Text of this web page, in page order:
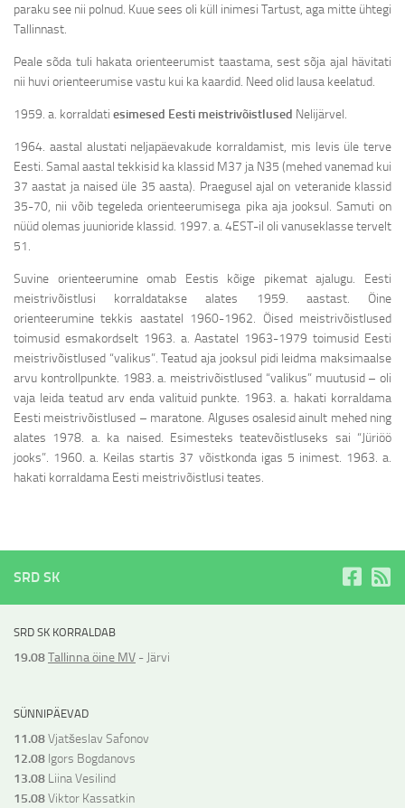
paraku see nii polnud. Kuue sees oli küll inimesi Tartust, aga mitte ühtegi
Tallinnast.
Peale sõda tuli hakata orienteerumist taastama, sest sõja ajal hävitati
nii huvi orienteerumise vastu kui ka kaardid. Need olid lausa keelatud.
1959. a. korraldati esimesed Eesti meistrivõistlused Nelijärvel.
1964. aastal alustati neljapäevakude korraldamist, mis levis üle terve
Eesti. Samal aastal tekkisid ka klassid M37 ja N35 (mehed vanemad kui
37 aastat ja naised üle 35 aasta). Praegusel ajal on veteranide klassid
35-70, nii võib tegeleda orienteerumisega pika aja jooksul. Samuti on
nüüd olemas juunioride klassid. 1997. a. 4EST-il oli vanuseklasse tervelt
51.
Suvine orienteerumine omab Eestis kõige pikemat ajalugu. Eesti
meistrivõistlusi korraldatakse alates 1959. aastast. Öine
orienteerumine tekkis aastatel 1960-1962. Öised meistrivõistlused
toimusid esmakordselt 1963. a. Aastatel 1963-1979 toimusid Eesti
meistrivõistlused “valikus”. Teatud aja jooksul pidi leidma maksimaalse
arvu kontrollpunkte. 1983. a. meistrivõistlused “valikus” muutusid – oli
vaja leida teatud arv enda valituid punkte. 1963. a. hakati korraldama
Eesti meistrivõistlused – maratone. Alguses osalesid ainult mehed ning
alates 1978. a. ka naised. Esimesteks teatevõistluseks sai “Jüriöö
jooks”. 1960. a. Keilas startis 37 võistkonda igas 5 inimest. 1963. a.
hakati korraldama Eesti meistrivõistlusi teates.
SRD SK
SRD SK KORRALDAB
19.08Tallinna öine MV - Järvi
SÜNNIPÄEVAD
11.08Vjatšeslav Safonov
12.08 Igors Bogdanovs
13.08 Liina Vesilind
15.08Viktor Kassatkin